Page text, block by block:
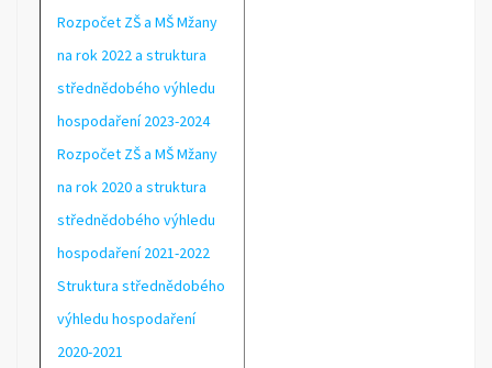
Rozpočet ZŠ a MŠ Mžany
na rok 2022 a struktura
střednědobého výhledu
hospodaření 2023-2024
Rozpočet ZŠ a MŠ Mžany
na rok 2020 a struktura
střednědobého výhledu
hospodaření 2021-2022
Struktura střednědobého
výhledu hospodaření
2020-2021